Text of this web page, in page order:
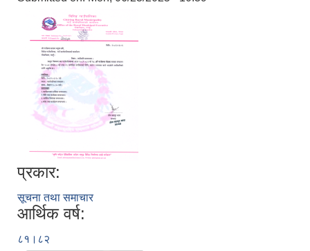
प्रकार:
सूचना तथा समाचार
आर्थिक वर्ष:
८१।८२